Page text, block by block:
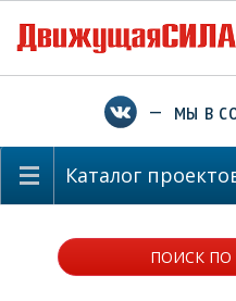
— мы в
Каталог
ПОИСК ПО